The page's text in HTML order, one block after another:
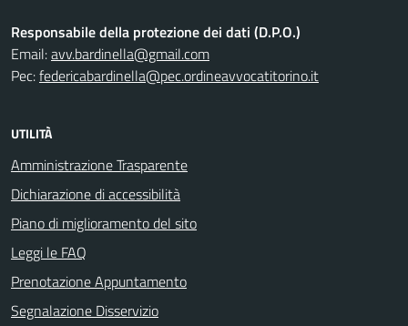
Responsabile della protezione dei dati (D.P.O.)
Email:avv.bardinella@gmail.com
Pec:federicabardinella@pec.ordineavvocatitorino.it
UTILITÀ
Amministrazione Trasparente
Dichiarazione di accessibilità
Piano di miglioramento del sito
Leggi le FAQ
Prenotazione Appuntamento
Segnalazione Disservizio